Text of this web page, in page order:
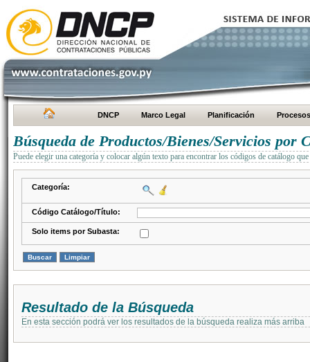
DNCP Marco Legal Planificación Procesos
Búsqueda de Productos/Bienes/Servicios por
Puede elegir una categoría y colocar algún texto para encontrar los códigos de catálogo
Categoría:
Código Catálogo/Título:
Solo items por Subasta:
Resultado de la Búsqueda
En esta sección podrá ver los resultados de la búsqueda realiza más arriba